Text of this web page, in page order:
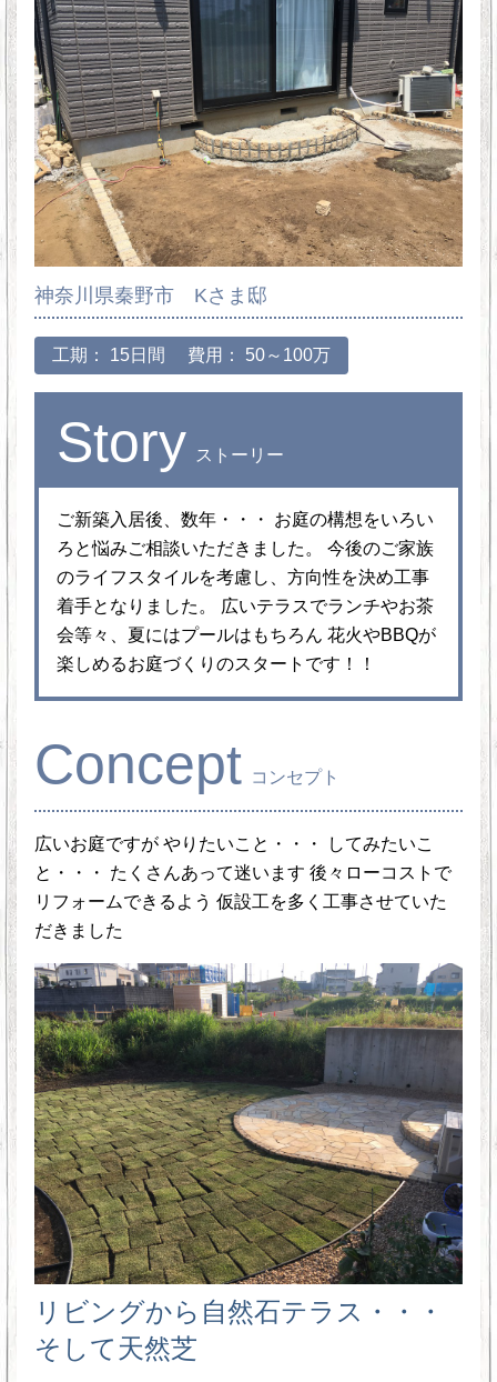
神奈川県秦野市 Kさま邸
工期： 15日間 費用： 50～100万
Story ストーリー
ご新築入居後、数年・・・ お庭の構想をいろい
ろと悩みご相談いただきました。 今後のご家族
のライフスタイルを考慮し、方向性を決め工事
着手となりました。 広いテラスでランチやお茶
会等々、夏にはプールはもちろん 花火やBBQが
楽しめるお庭づくりのスタートです！！
Concept コンセプト
広いお庭ですが やりたいこと・・・ してみたいこ
と・・・ たくさんあって迷います 後々ローコストで
リフォームできるよう 仮設工を多く工事させていた
だきました
リビングから自然石テラス・・・
そして天然芝